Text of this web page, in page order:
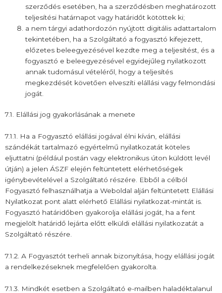
szerződés esetében, ha a szerződésben meghatározott
teljesítési határnapot vagy határidőt kötöttek ki;
a nem tárgyi adathordozón nyújtott digitális adattartalom
tekintetében, ha a Szolgáltató a fogyasztó kifejezett,
előzetes beleegyezésével kezdte meg a teljesítést, és a
fogyasztó e beleegyezésével egyidejűleg nyilatkozott
annak tudomásul vételéről, hogy a teljesítés
megkezdését követően elveszíti elállási vagy felmondási
jogát.
7.1. Elállási jog gyakorlásának a menete
7.1.1. Ha a Fogyasztó elállási jogával élni kíván, elállási
szándékát tartalmazó egyértelmű nyilatkozatát köteles
eljuttatni (például postán vagy elektronikus úton küldött levél
útján) a jelen ÁSZF elején feltüntetett elérhetőségek
igénybevételével a Szolgáltató részére. Ebből a célból
Fogyasztó felhasználhatja a Weboldal alján feltüntetett Elállási
Nyilatkozat pont alatt elérhető Elállási nyilatkozat-mintát is.
Fogyasztó határidőben gyakorolja elállási jogát, ha a fent
megjelölt határidő lejárta előtt elküldi elállási nyilatkozatát a
Szolgáltató részére.
7.1.2. A Fogyasztót terheli annak bizonyítása, hogy elállási jogát
a rendelkezéseknek megfelelően gyakorolta.
7.1.3. Mindkét esetben a Szolgáltató e-mailben haladéktalanul